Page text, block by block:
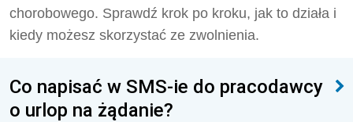
chorobowego. Sprawdź krok po kroku, jak to działa i
kiedy możesz skorzystać ze zwolnienia.
Co napisać w SMS-ie do pracodawcy
o urlop na żądanie?